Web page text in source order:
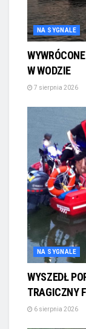
NA SYGNALE
W WODZIE
7 sierpnia 2026
NA SYGNALE
WYSZEDŁ
TRAGICZNY
6 sierpnia 2026